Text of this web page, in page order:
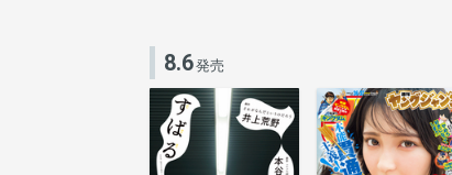
8.6発売